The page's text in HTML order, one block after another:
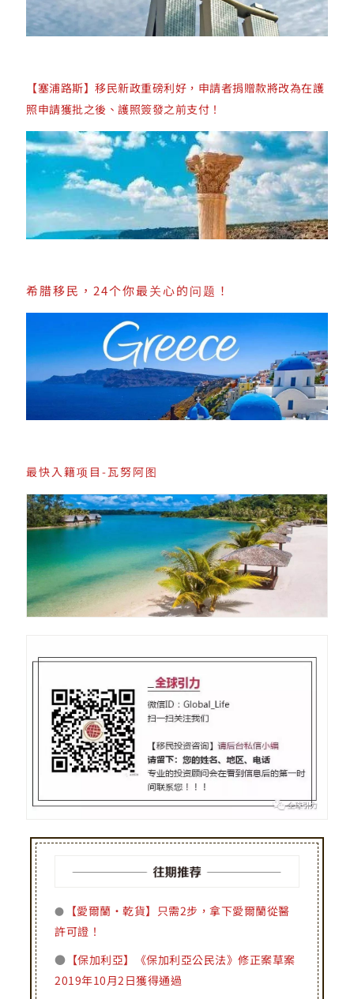
【塞浦路斯】移民新政重磅利好，申請者捐贈款將改為在護
照申請獲批之後、護照簽發之前支付！
希腊移民，24个你最关心的问题！
最快入籍项目-瓦努阿图
●
【愛爾蘭·乾貨】只需2步，拿下愛爾蘭從醫
許可證！
● 【保加利亞】《保加利亞公民法》修正案草案
2019年10月2日獲得通過